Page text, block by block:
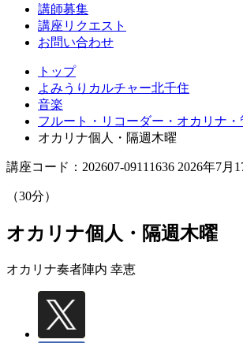
講師募集
講座リクエスト
お問い合わせ
トップ
よみうりカルチャー北千住
音楽
フルート・リコーダー・オカリナ
オカリナ個人・隔週木曜
講座コード：202607-09111636 2026年7月
（30分）
オカリナ個人・隔週木曜
オカリナ奏者陣内 幸恵